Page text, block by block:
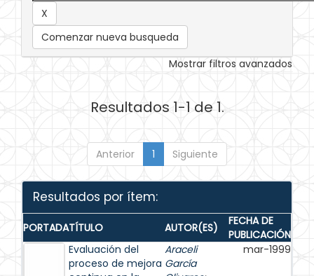
Comenzar nueva busqueda
Mostrar filtros avanzados
Resultados 1-1 de 1.
Anterior 1 Siguiente
Resultados por ítem:
PORTADATÍTULO AUTOR(ES)
FECHA DE
PUBLICACIÓN
Evaluación del
proceso de mejora
Araceli
García
mar-1999